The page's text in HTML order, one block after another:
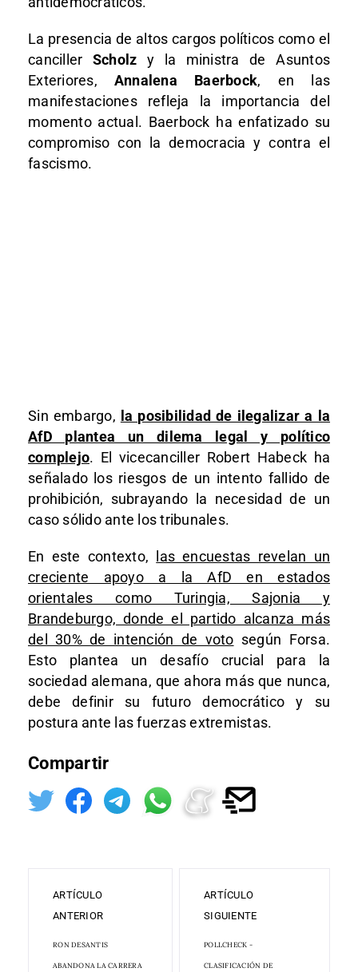
La presencia de altos cargos políticos como el
canciller Scholz y la ministra de Asuntos
Exteriores, Annalena Baerbock, en las
manifestaciones refleja la importancia del
momento actual. Baerbock ha enfatizado su
compromiso con la democracia y contra el
fascismo.
Sin embargo, la posibilidad de ilegalizar a la
AfD plantea un dilema legal y político
complejo. El vicecanciller Robert Habeck ha
señalado los riesgos de un intento fallido de
prohibición, subrayando la necesidad de un
caso sólido ante los tribunales.
En este contexto,
las encuestas revelan un
creciente apoyo a la AfD en estados
orientales como Turingia, Sajonia y
Brandeburgo, donde el partido alcanza más
del 30% de intención de voto según Forsa.
Esto plantea un desafío crucial para la
sociedad alemana, que ahora más que nunca,
debe definir su futuro democrático y su
postura ante las fuerzas extremistas.
Compartir
ARTÍCULO
ANTERIOR
RON DESANTIS
ABANDONA LA CARRERA
ARTÍCULO
SIGUIENTE
POLLCHECK -
CLASIFICACIÓN DE